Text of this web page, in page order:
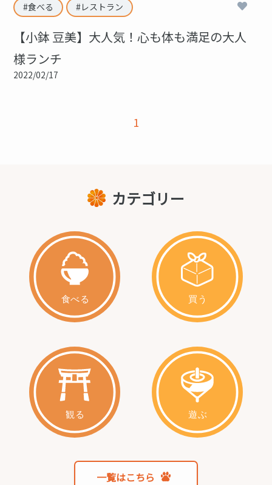
食べる レストラン
【小鉢 豆美】大人気！心も体も満足の大人
様ランチ
2022/02/17
1
カテゴリー
一覧はこちら